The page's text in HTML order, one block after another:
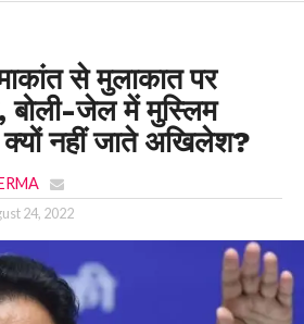
से मुलाकात पर
बोली-जेल में मुस्लिम
नहीं जाते अखिलेश?
24, 2022